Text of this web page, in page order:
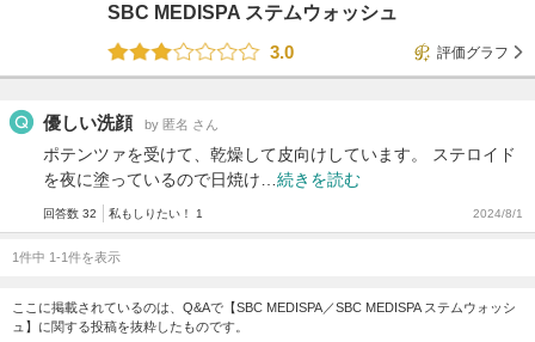
SBC MEDISPA ステムウォッシュ
3.0
評価グラフ
優しい洗顔 by 匿名 さん
ポテンツァを受けて、乾燥して皮向けしています。 ステロイド
を夜に塗っているので日焼け… 続きを読む
回答数 32 私もしりたい！ 1 2024/8/1
1件中 1-1件を表示
ここに掲載されているのは、Q&Aで【SBC MEDISPA／SBC MEDISPA ステムウォッシ
ュ】に関する投稿を抜粋したものです。